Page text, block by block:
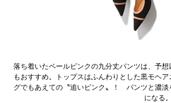
落ち着いたペールピンクの九分丈パンツは、予
もおすすめ。トップスはふんわりとした黒モヘ
グでもあえての〝追いピンク〟！ パンツと濃
になる。